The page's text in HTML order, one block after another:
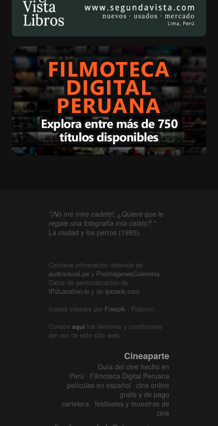
"¡No me mire cadete!, ¿Quiere que le
regale una fotografía mía calato?."
La ciudad y los perros (1985).
Contiene información obtenida de
audiovisual.pe y ProimágenesColombia.
Datos de geolocalización de
IP2Location.io y de ipstack.com
Iconos creados por Freepik - Flaticon
Conoce aquí los términos y condiciones
del uso de este sitio web.
Cineaparte
Guía del cine hecho en
Perú · Filmoteca Digital Peruana
películas en español · cine online
gratis y de pago
cartelera · festivales y muestras de
cine